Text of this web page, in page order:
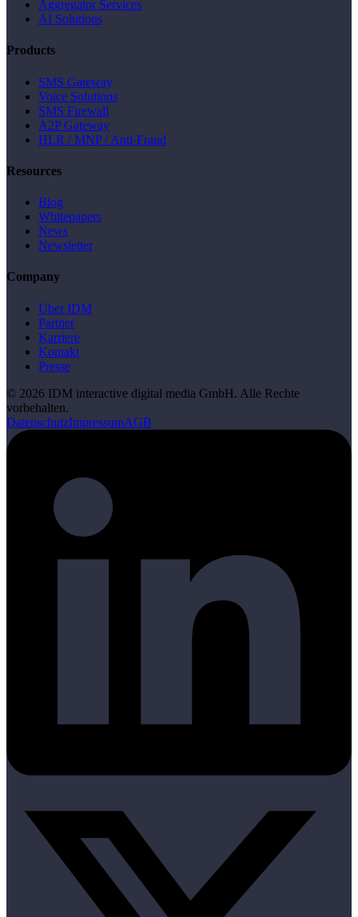
Aggregator Services
AI Solutions
Products
SMS Gateway
Voice Solutions
SMS Firewall
A2P Gateway
HLR / MNP / Anti-Fraud
Resources
Blog
Whitepapers
News
Newsletter
Company
Über IDM
Partner
Karriere
Kontakt
Presse
© 2026 IDM interactive digital media GmbH. Alle Rechte
vorbehalten.
DatenschutzImpressumAGB